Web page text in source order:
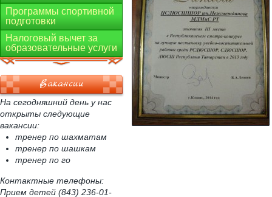
Программы спортивной
подготовки
Налоговый вычет за
образовательные услуги
Вакансии
На сегодняшний день у нас
открыты следующие
вакансии:
тренер по шахматам
тренер по шашкам
тренер по го
Контактные телефоны:
Прием детей (843) 236-01-